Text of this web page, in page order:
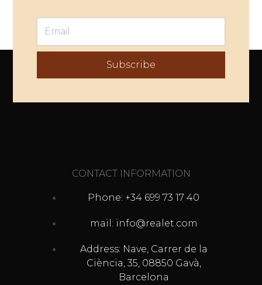
Subscribe
CONTACT INFORMATION
Phone: +34 699 73 17 40
mail: info@realet.com
Address: Nave, Carrer de la
Ciència, 35, 08850 Gavà,
Barcelona